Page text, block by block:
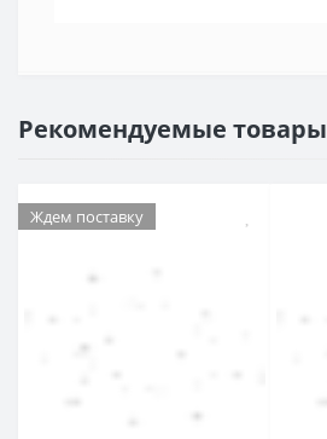
Рекомендуемые товары
Ждем поставку